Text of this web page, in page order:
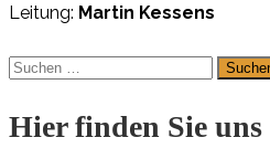
Leitung: Martin Kessens
Suchen
Hier finden Sie uns